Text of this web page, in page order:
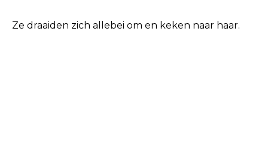
Ze draaiden zich allebei om en keken naar haar.